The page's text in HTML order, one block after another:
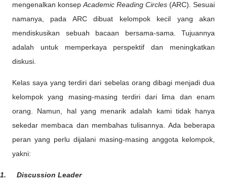
mengenalkan konsep Academic Reading Circles (ARC) Sesuai
namanya, pada ARC dibuat kelompok kecil yang akan
mendiskusikan sebuah bacaan bersama-sama. Tujuannya
adalah untuk memperkaya perspektif dan meningkatkan
diskusi.
Kelas saya yang terdiri dari sebelas orang dibagi menjadi dua
kelompok yang masing-masing terdiri dari lima dan enam
orang. Namun, hal yang menarik adalah kami tidak hanya
sekedar membaca dan membahas tulisannya. Ada beberapa
peran yang perlu dijalani masing-masing anggota kelompok,
yakni:
1. Discussion Leader